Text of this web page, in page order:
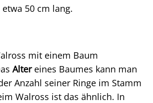
50 cm lang.
mit einem Baum
Altereines Baumes kann man
Anzahl seiner Ringe im Stamm
Walross ist das ähnlich. In